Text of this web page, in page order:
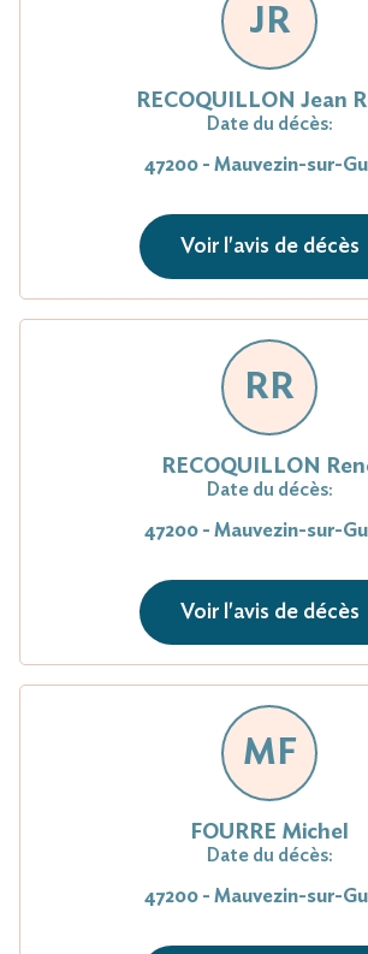
JR
RECOQUILLON Jean
Date du décès:
47200 - Mauvezin-sur-
Voir l'avis de décès
RR
RECOQUILLON
Date du décès:
47200 - Mauvezin-sur-
Voir l'avis de décès
MF
FOURRE Michel
Date du décès:
47200 - Mauvezin-sur-